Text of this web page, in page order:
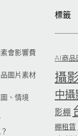
會影響費
圖片素材
、情境
標籤
AI商品
攝影
中攝
影棚
棚租賃